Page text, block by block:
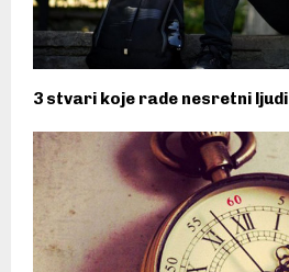
3 stvari koje rade nesretni ljudi